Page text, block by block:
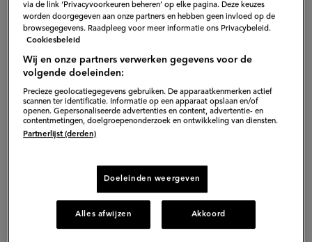
"Zacht, zijdezacht… en dan die
prachtige
swirl! Deze soft serve
smaakt alsof je een ijssalon in een
via de link ‘Privacyvoorkeuren beheren’ op elke pagina. Deze keuzes
worden doorgegeven aan onze partners en hebben geen invloed op de
browsegegevens. Raadpleeg voor meer informatie ons Privacybeleid.
Cookiesbeleid
Wij en onze partners verwerken gegevens voor de
volgende doeleinden:
Precieze geolocatiegegevens gebruiken. De apparaatkenmerken actief
scannen ter identificatie. Informatie op een apparaat opslaan en/of
openen. Gepersonaliseerde advertenties en content, advertentie- en
contentmetingen, doelgroepenonderzoek en ontwikkeling van diensten.
Partnerlijst (derden)
Doeleinden weergeven
Alles afwijzen Akkoord